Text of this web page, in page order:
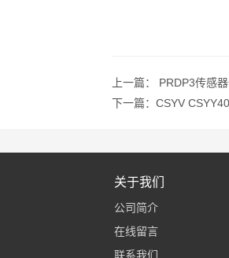
上一篇： PRDP3传感
下一篇： CSYV
关于我们
公司简介
在线留言
联系我们